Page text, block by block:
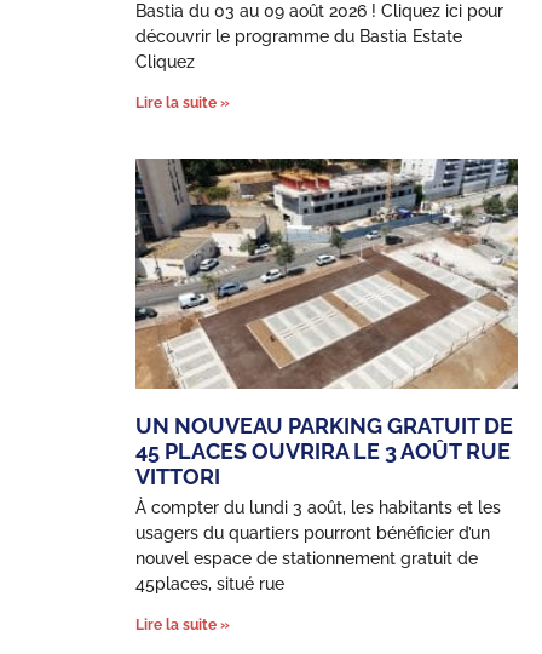
Bastia du 03 au 09 août 2026 ! Cliquez ici pour
découvrir le programme du Bastia Estate
Cliquez
Lire la suite »
UN NOUVEAU PARKING GRATUIT DE
45 PLACES OUVRIRA LE 3 AOÛT RUE
VITTORI
À compter du lundi 3 août, les habitants et les
usagers du quartiers pourront bénéficier d’un
nouvel espace de stationnement gratuit de
45places, situé rue
Lire la suite »